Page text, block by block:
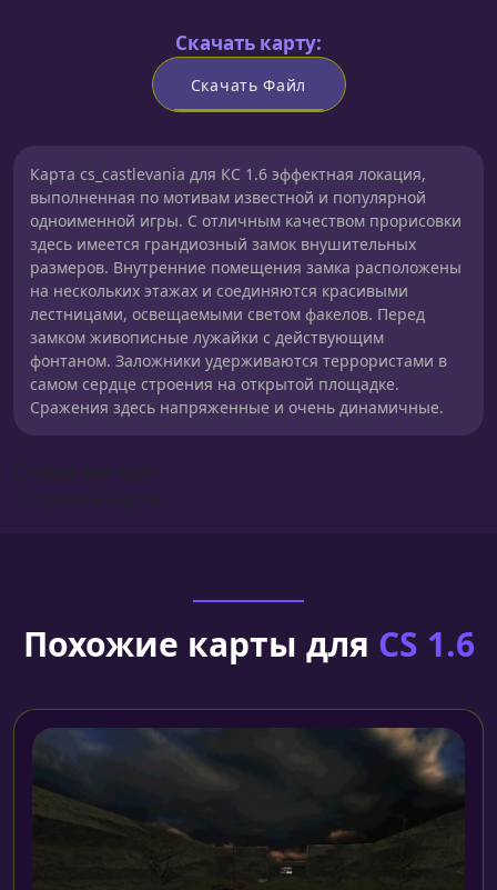
Скачать карту:
Скачать Файл
Карта cs_castlevania для КС 1.6 эффектная локация,
выполненная по мотивам известной и популярной
одноименной игры. С отличным качеством прорисовки
здесь имеется грандиозный замок внушительных
размеров. Внутренние помещения замка расположены
на нескольких этажах и соединяются красивыми
лестницами, освещаемыми светом факелов. Перед
замком живописные лужайки с действующим
фонтаном. Заложники удерживаются террористами в
самом сердце строения на открытой площадке.
Сражения здесь напряженные и очень динамичные.
Похожие карты для CS 1.6